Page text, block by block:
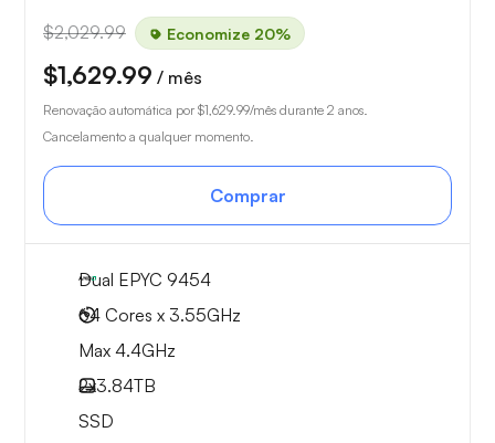
$2,029.99 Economize 20%
$1,629.99 / mês
Renovação automática por $1,629.99/mês durante 2 anos.
Cancelamento a qualquer momento.
Comprar
Dual EPYC 9454
64 Cores x 3.55GHz
Max 4.4GHz
2x3.84TB
SSD